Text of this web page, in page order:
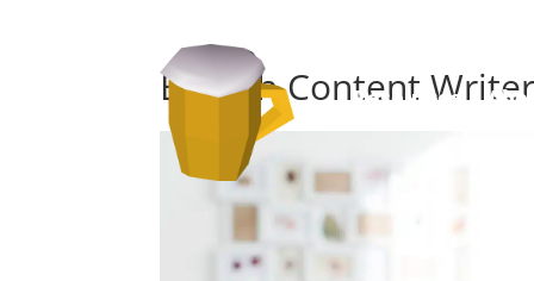
Resources
English Content